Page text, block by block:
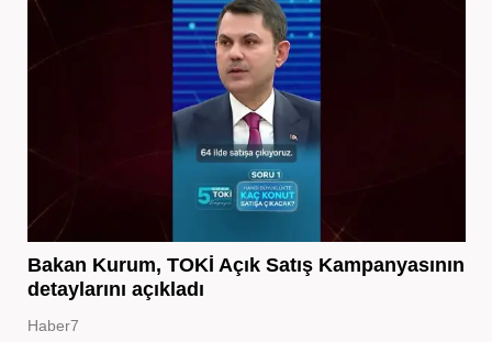
Bakan Kurum, TOKİ Açık Satış Kampanyasının
detaylarını açıkladı
Haber7